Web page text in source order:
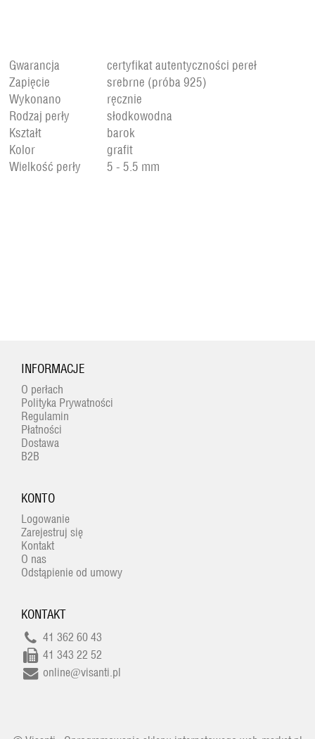
Gwarancja
certyfikat autentyczności pereł
Zapięcie
srebrne (próba 925)
Wykonano
ręcznie
Rodzaj perły
słodkowodna
Kształt
barok
Kolor
grafit
Wielkość perły
5 - 5.5 mm
INFORMACJE
O perłach
Polityka Prywatności
Regulamin
Płatności
Dostawa
B2B
KONTO
Logowanie
Zarejestruj się
Kontakt
O nas
Odstąpienie od umowy
KONTAKT
41 362 60 43
41 343 22 52
online@visanti.pl